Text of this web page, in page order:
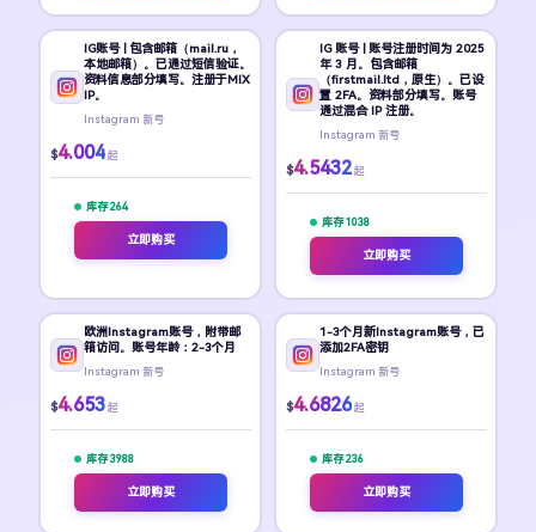
IG账号 | 包含邮箱（mail.ru，
本地邮箱）。已通过短信验证。
资料信息部分填写。注册于MIX
IP。
Instagram 新号
$4.004 起
库存 264
立即购买
IG 账号 | 账号注册时间为 2025
年 3 月。包含邮箱
（firstmail.ltd，原生）。已设
置 2FA。资料部分填写。账号
通过混合 IP 注册。
Instagram 新号
$4.5432 起
库存 1038
立即购买
欧洲Instagram账号，附带邮
箱访问。账号年龄：2-3个月
Instagram 新号
$4.653 起
库存 3988
立即购买
1-3个月新Instagram账号，已
添加2FA密钥
Instagram 新号
$4.6826 起
库存 236
立即购买